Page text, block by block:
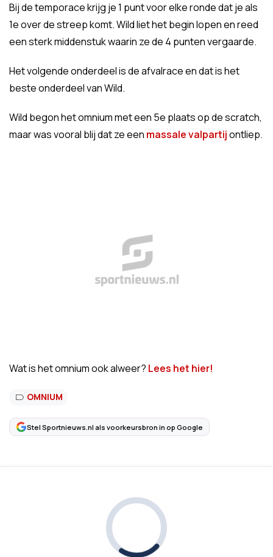
Bij de temporace krijg je 1 punt voor elke ronde dat je als
1e over de streep komt. Wild liet het begin lopen en reed
een sterk middenstuk waarin ze de 4 punten vergaarde.
Het volgende onderdeel is de afvalrace en dat is het
beste onderdeel van Wild.
Wild begon het omnium met een 5e plaats op de scratch,
maar was vooral blij dat ze een massale valpartijontliep.
Wat is het omnium ook alweer? Lees het hier!
OMNIUM
Stel Sportnieuws.nl als voorkeursbron in op Google